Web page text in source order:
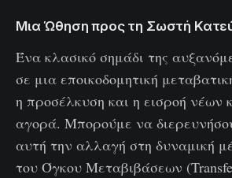
Μια Ώθηση προς τη Σωστή
Ένα κλασικό σημάδι της
σε μια εποικοδομητική
η προσέλκυση και η εισροή νέων
αγορά. Μπορούμε να
αυτή την αλλαγή στη δυναμική
του Όγκου Μεταβιβάσεων